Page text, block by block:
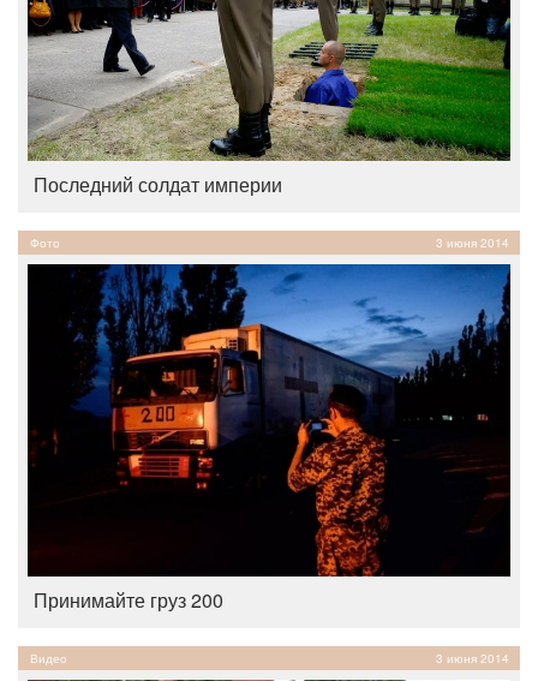
Последний солдат империи
Фото 3 июня 2014
Принимайте груз 200
Видео 3 июня 2014